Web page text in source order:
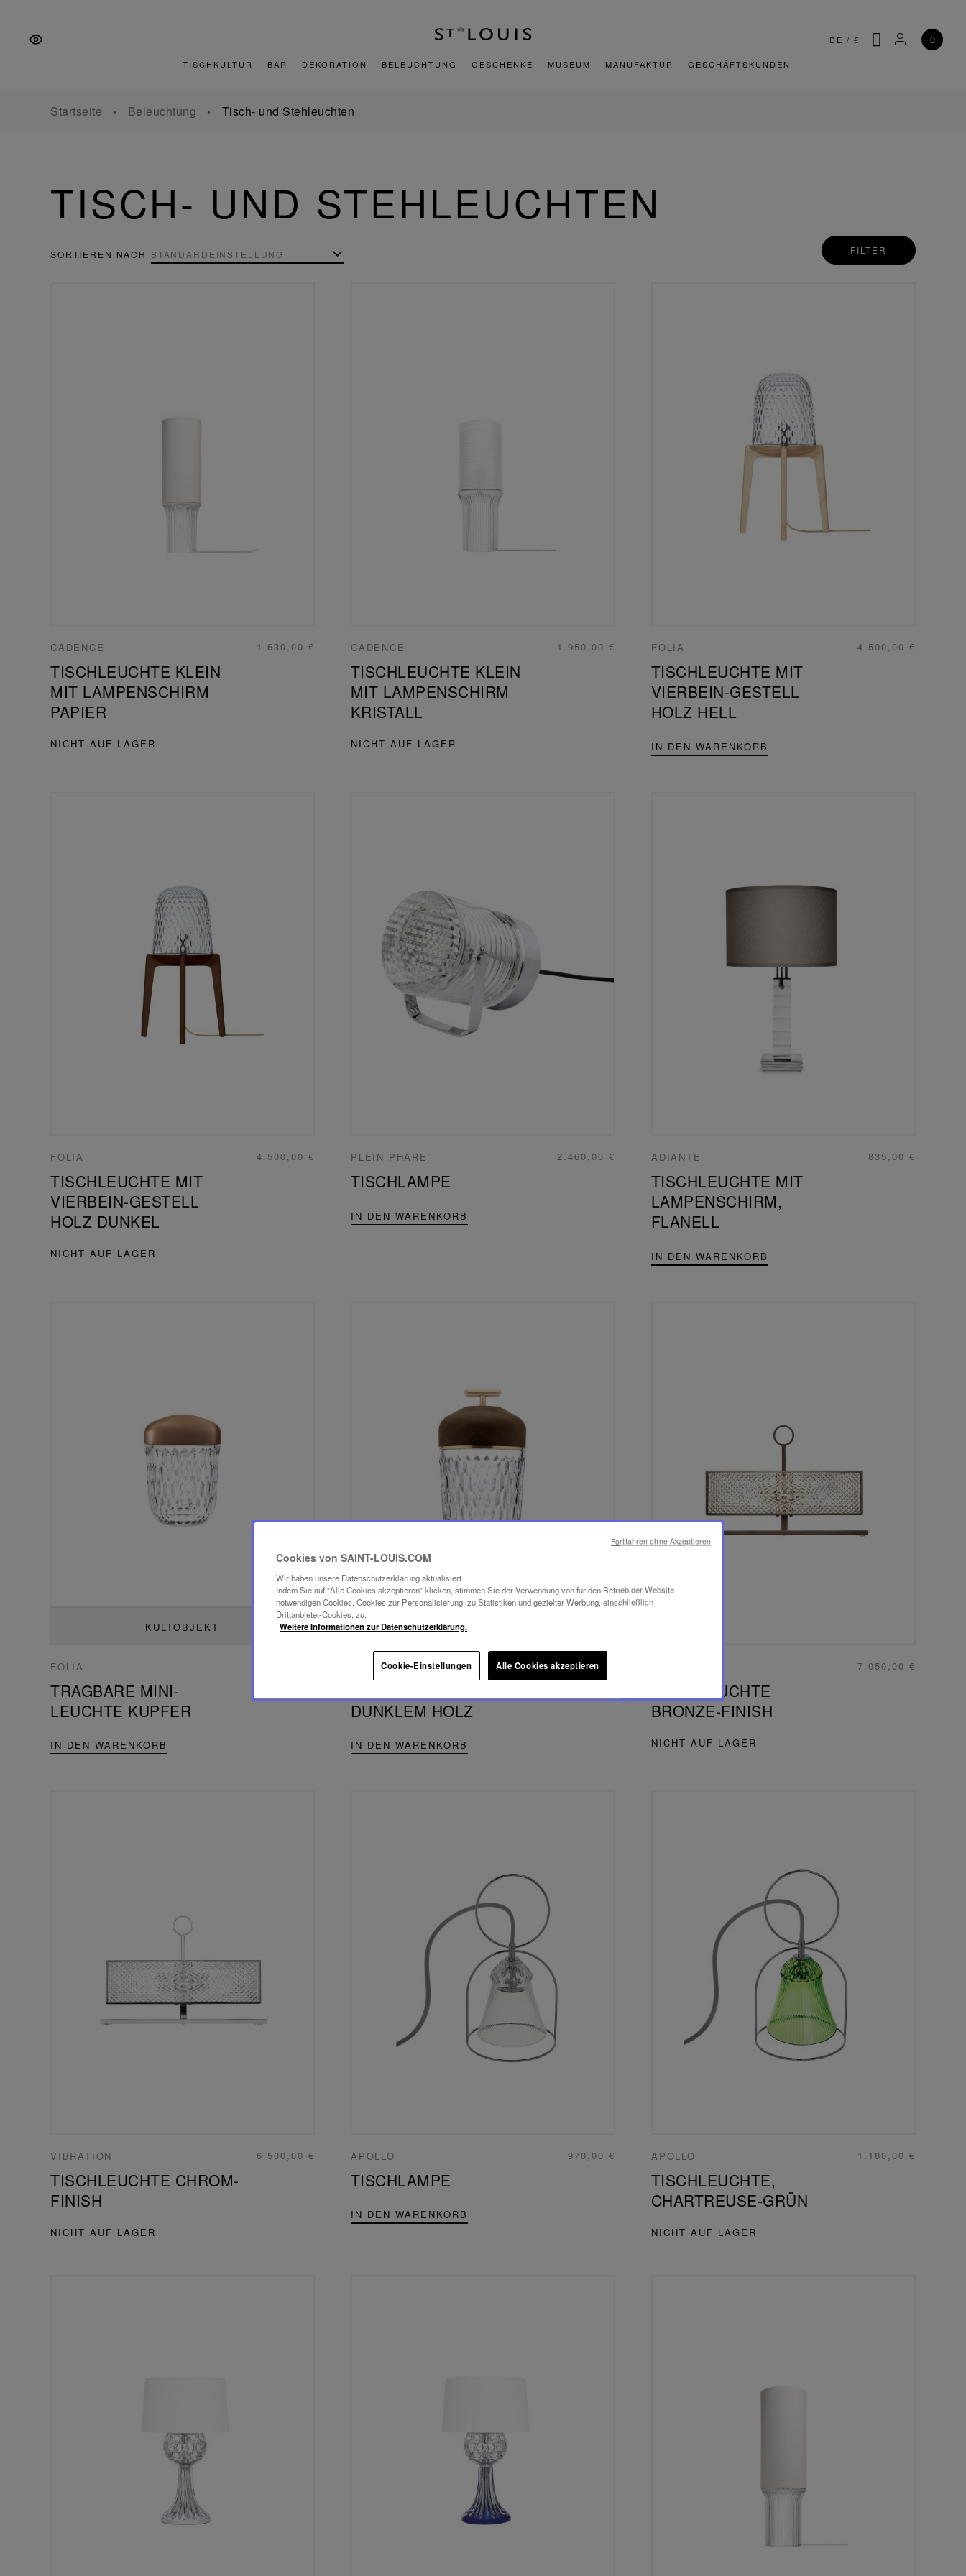
springen
springen
springen
DE / € SUCHEMEIN
0
TISCHKULTUR BAR DEKORATION BELEUCHTUNG GESCHENKE MUSEUM MANUFAKTUR GESCHÄFTSKUNDEN
Startseite Beleuchtung Tisch- und Stehleuchten
TISCH- UND STEHLEUCHTEN
FILTER
SORTIEREN NACH
CADENCE
TISCHLEUCHTE KLEIN
MIT LAMPENSCHIRM
PAPIER
1.630,00 €
NICHT AUF LAGER
CADENCE
TISCHLEUCHTE KLEIN
MIT LAMPENSCHIRM
KRISTALL
1.950,00 €
NICHT AUF LAGER
FOLIA
TISCHLEUCHTE MIT
VIERBEIN-GESTELL
HOLZ HELL
4.500,00 €
IN DEN WARENKORB
FOLIA
TISCHLEUCHTE MIT
VIERBEIN-GESTELL
HOLZ DUNKEL
4.500,00 €
NICHT AUF LAGER
PLEIN PHARE
TISCHLAMPE
2.460,00 €
IN DEN WARENKORB
ADIANTE
TISCHLEUCHTE MIT
LAMPENSCHIRM,
FLANELL
835,00 €
IN DEN WARENKORB
KULTOBJEKT
FOLIA
TRAGBARE MINI-
LEUCHTE KUPFER
IN DEN WARENKORB
KULTOBJEKT
FOLIA
DUNKLEM HOLZ
2.490,00 €
IN DEN WARENKORB
TISCHLEUCHTE
BRONZE-FINISH
7.050,00 €
NICHT AUF LAGER
VIBRATION
TISCHLEUCHTE CHROM-
FINISH
6.500,00 €
NICHT AUF LAGER
APOLLO
TISCHLAMPE
970,00 €
IN DEN WARENKORB
APOLLO
TISCHLEUCHTE,
CHARTREUSE-GRÜN
1.180,00 €
NICHT AUF LAGER
Cookies von SAINT-LOUIS.COM
Wir haben unsere Datenschutzerklärung aktualisiert.
Indem Sie auf "Alle Cookies akzeptieren" klicken, stimmen Sie der Verwendung von für den Betrieb der Website
notwendigen Cookies, Cookies zur Personalisierung, zu Statistiken und gezielter Werbung, einschließlich
Drittanbieter-Cookies, zu.
Weitere Informationen zur Datenschutzerklärung.
Cookie-Einstellungen Alle Cookies akzeptieren
Fortfahren ohne Akzeptieren